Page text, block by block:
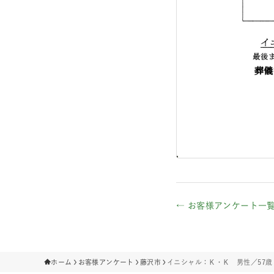
← お客様アンケート一
ホーム お客様アンケート 藤沢市 イニシャル：Ｋ・Ｋ 男性／57歳